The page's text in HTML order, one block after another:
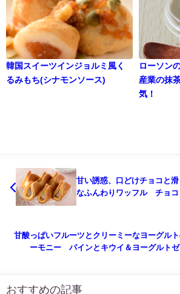
韓国スイーツインジョルミ風く
るみもち(シナモンソース)
ローソン
産業の抹
気！
甘い誘惑、口どけチョコと
なふんわりワッフル チョコ
甘酸っぱいフルーツとクリーミーなヨーグル
ーモニー パインとキウイ＆ヨーグルト
おすすめの記事